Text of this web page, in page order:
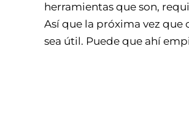
herramientas que son,
Así que la próxima vez que
sea útil. Puede que ahí